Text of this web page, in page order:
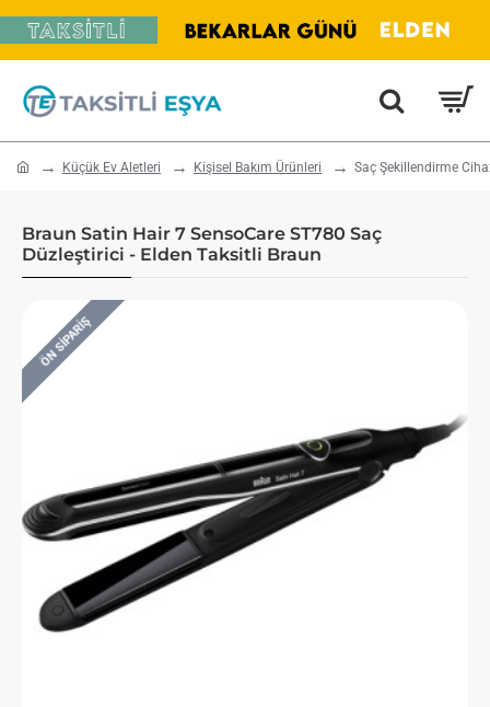
home Küçük Ev Aletleri Kişisel Bakım Ürünleri Saç Şekillendirme
Braun Satin Hair 7 SensoCare ST780 Saç
Düzleştirici - Elden Taksitli Braun
ÖN SIPARIŞ